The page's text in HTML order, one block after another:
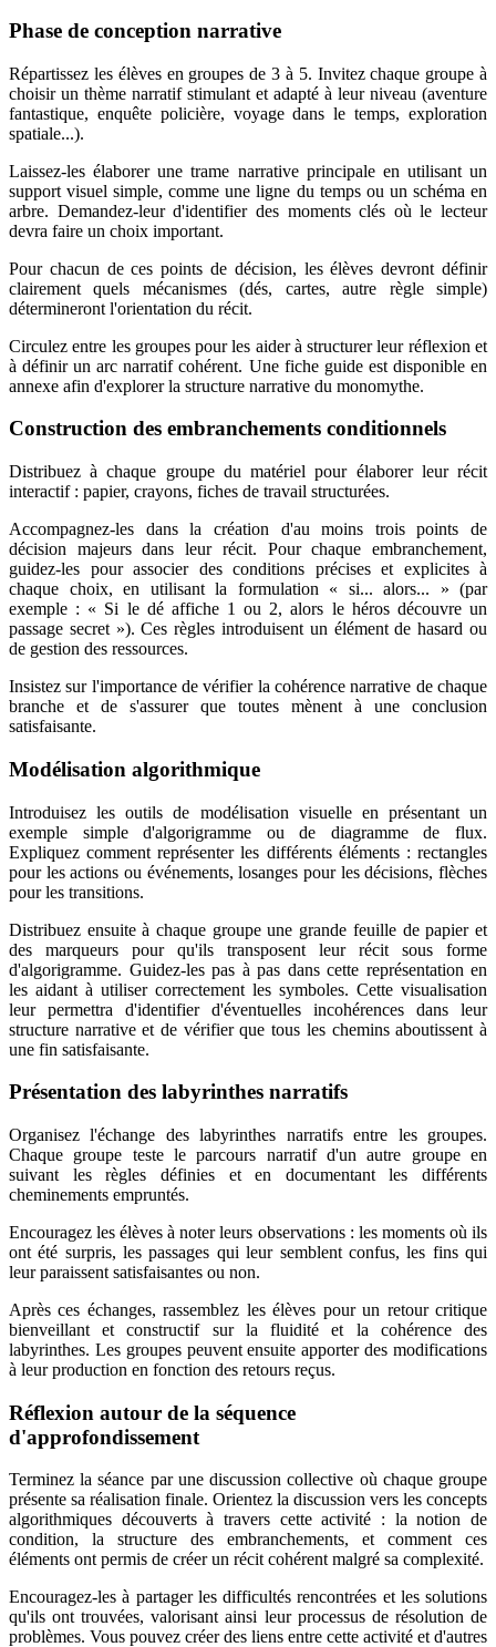
Phase de conception narrative
Répartissez les élèves en groupes de 3 à 5. Invitez chaque groupe à
choisir un thème narratif stimulant et adapté à leur niveau (aventure
fantastique, enquête policière, voyage dans le temps, exploration
spatiale...).
Laissez-les élaborer une trame narrative principale en utilisant un
support visuel simple, comme une ligne du temps ou un schéma en
arbre. Demandez-leur d'identifier des moments clés où le lecteur
devra faire un choix important.
Pour chacun de ces points de décision, les élèves devront définir
clairement quels mécanismes (dés, cartes, autre règle simple)
détermineront l'orientation du récit.
Circulez entre les groupes pour les aider à structurer leur réflexion et
à définir un arc narratif cohérent. Une fiche guide est disponible en
annexe afin d'explorer la structure narrative du monomythe.
Construction des embranchements conditionnels
Distribuez à chaque groupe du matériel pour élaborer leur récit
interactif : papier, crayons, fiches de travail structurées.
Accompagnez-les dans la création d'au moins trois points de
décision majeurs dans leur récit. Pour chaque embranchement,
guidez-les pour associer des conditions précises et explicites à
chaque choix, en utilisant la formulation « si... alors... » (par
exemple : « Si le dé affiche 1 ou 2, alors le héros découvre un
passage secret »). Ces règles introduisent un élément de hasard ou
de gestion des ressources.
Insistez sur l'importance de vérifier la cohérence narrative de chaque
branche et de s'assurer que toutes mènent à une conclusion
satisfaisante.
Modélisation algorithmique
Introduisez les outils de modélisation visuelle en présentant un
exemple simple d'algorigramme ou de diagramme de flux.
Expliquez comment représenter les différents éléments : rectangles
pour les actions ou événements, losanges pour les décisions, flèches
pour les transitions.
Distribuez ensuite à chaque groupe une grande feuille de papier et
des marqueurs pour qu'ils transposent leur récit sous forme
d'algorigramme. Guidez-les pas à pas dans cette représentation en
les aidant à utiliser correctement les symboles. Cette visualisation
leur permettra d'identifier d'éventuelles incohérences dans leur
structure narrative et de vérifier que tous les chemins aboutissent à
une fin satisfaisante.
Présentation des labyrinthes narratifs
Organisez l'échange des labyrinthes narratifs entre les groupes.
Chaque groupe teste le parcours narratif d'un autre groupe en
suivant les règles définies et en documentant les différents
cheminements empruntés.
Encouragez les élèves à noter leurs observations : les moments où ils
ont été surpris, les passages qui leur semblent confus, les fins qui
leur paraissent satisfaisantes ou non.
Après ces échanges, rassemblez les élèves pour un retour critique
bienveillant et constructif sur la fluidité et la cohérence des
labyrinthes. Les groupes peuvent ensuite apporter des modifications
à leur production en fonction des retours reçus.
Réflexion autour de la séquence
d'approfondissement
Terminez la séance par une discussion collective où chaque groupe
présente sa réalisation finale. Orientez la discussion vers les concepts
algorithmiques découverts à travers cette activité : la notion de
condition, la structure des embranchements, et comment ces
éléments ont permis de créer un récit cohérent malgré sa complexité.
Encouragez-les à partager les difficultés rencontrées et les solutions
qu'ils ont trouvées, valorisant ainsi leur processus de résolution de
problèmes. Vous pouvez créer des liens entre cette activité et d'autres